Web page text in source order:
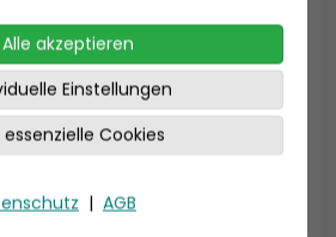
Alle akzeptieren
Einstellungen
essenzielle Cookies
| AGB